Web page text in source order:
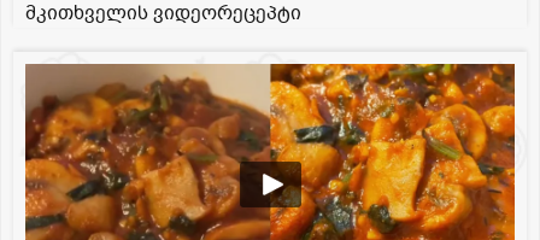
მკითხველის ვიდეორეცეპტი